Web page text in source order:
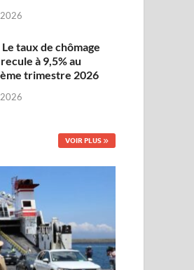
Le taux de chômage
à 9,5% au
trimestre 2026
VOIR PLUS